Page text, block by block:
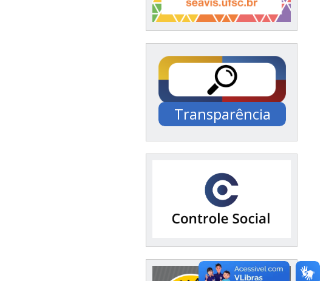
Transparência
Documentação /
Financeiro / Compras